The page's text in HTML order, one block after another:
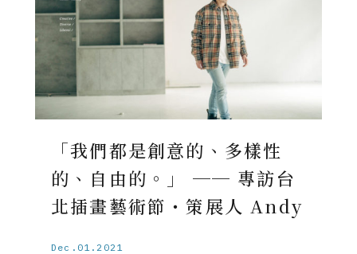
「我們都是創意的、多樣性
的、自由的。」 ── 專訪台
北插畫藝術節・策展人 Andy
Dec.01.2021